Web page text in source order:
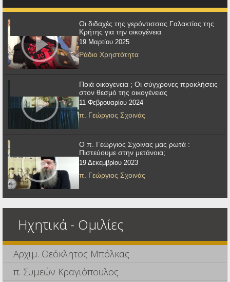
Οι διδαχές της γερόντισσας Γαλακτίας της
Κρήτης για την οικογένεια
19 Μαρτίου 2025
Ράδιο Χρηστότητα
Ποιά οικογενεια ; Οι σύγχρονες προκλήσεις
στον θεσμό της οικογένειας
11 Φεβρουαρίου 2024
π. Γεώργιος Σχοινάς
Ο π. Γεώργιος Σχοινας μας ρωτά :
Πιστεύουμε στην μετάνοια;
19 Δεκεμβρίου 2023
π. Γεώργιος Σχοινάς
Ηχητικά - Ομιλίες
Αρχιμ. Θεόκλητος Μπόλκας
π. Συμεών Κραγιόπουλος